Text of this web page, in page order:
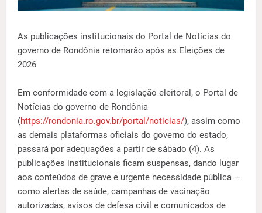
As publicações institucionais do Portal de Notícias do
governo de Rondônia retomarão após as Eleições de
2026
Em conformidade com a legislação eleitoral, o Portal de
Notícias do governo de Rondônia
(https://rondonia.ro.gov.br/portal/noticias/), assim como
as demais plataformas oficiais do governo do estado,
passará por adequações a partir de sábado (4). As
publicações institucionais ficam suspensas, dando lugar
aos conteúdos de grave e urgente necessidade pública —
como alertas de saúde, campanhas de vacinação
autorizadas, avisos de defesa civil e comunicados de